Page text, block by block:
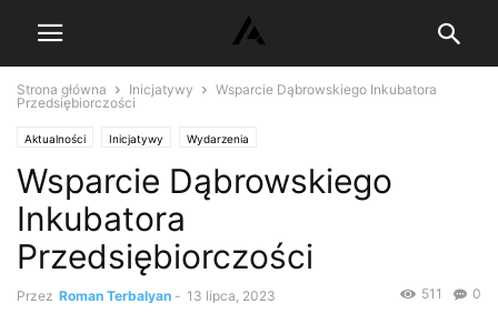
Strona główna Inicjatywy
Wsparcie Dąbrowskiego Inkubatora
Przedsiębiorczości
Aktualności Inicjatywy Wydarzenia
Wsparcie Dąbrowskiego
Inkubatora
Przedsiębiorczości
Przez Roman Terbalyan - 13 lipca, 2023 0
511